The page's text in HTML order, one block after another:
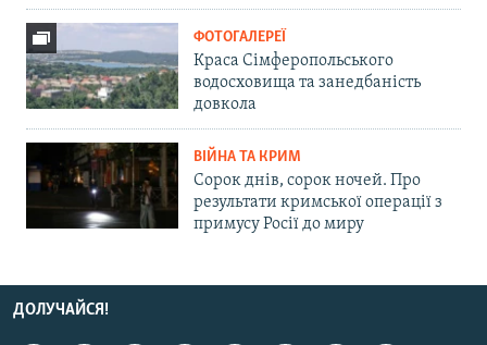
ФОТОГАЛЕРЕЇ
Краса Сімферопольського
водосховища та занедбаність
довкола
ВІЙНА ТА КРИМ
Сорок днів, сорок ночей. Про
результати кримської операції з
примусу Росії до миру
ДОЛУЧАЙСЯ!